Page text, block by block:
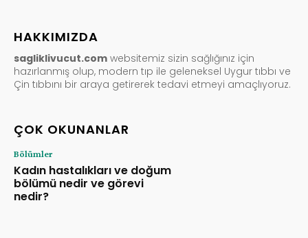
HAKKIMIZDA
sagliklivucut.com websitemiz sizin sağlığınız için
hazırlanmış olup, modern tıp ile geleneksel Uygur tıbbı ve
Çin tıbbını bir araya getirerek tedavi etmeyi amaçlıyoruz.
ÇOK OKUNANLAR
Bölümler
Kadın hastalıkları ve doğum
bölümü nedir ve görevi
nedir?